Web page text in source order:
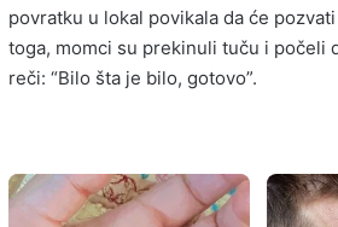
povratku u lokal povikala da će
toga, momci su prekinuli tuču i počeli
reči: “Bilo šta je bilo, gotovo”.